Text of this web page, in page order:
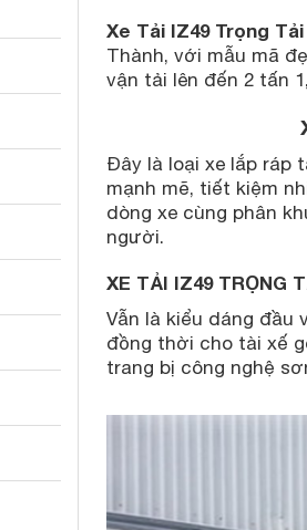
Xe Tải IZ49 Trọng
Thành, với mẫu mã
vận tải lên đến 2 tấn
Đây là loại xe lắp ráp
mạnh mẽ, tiết kiệm
dòng xe cùng phân
người.
XE TẢI IZ49 TRỌNG
Vẫn là kiểu dáng đầu
đồng thời cho tài xế
trang bị công nghệ